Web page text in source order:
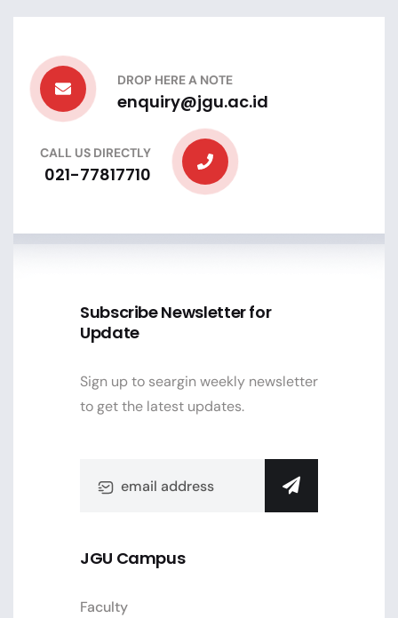
DROP HERE A NOTE
enquiry@jgu.ac.id
CALL US DIRECTLY
021-77817710
Subscribe Newsletter for
Update
Sign up to seargin weekly newsletter
to get the latest updates.
JGU Campus
Faculty